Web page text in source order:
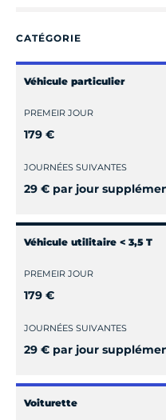
CATÉGORIE
Véhicule particulier
PREMEIR JOUR
179 €
JOURNÉES SUIVANTES
29 € par jour
Véhicule utilitaire < 3,5 T
PREMEIR JOUR
179 €
JOURNÉES SUIVANTES
29 € par jour
Voiturette